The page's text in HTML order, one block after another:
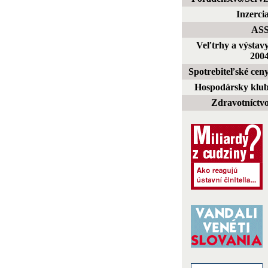
Inzercia
Veľtrhy a
Spotrebiteľské
Hospodársky